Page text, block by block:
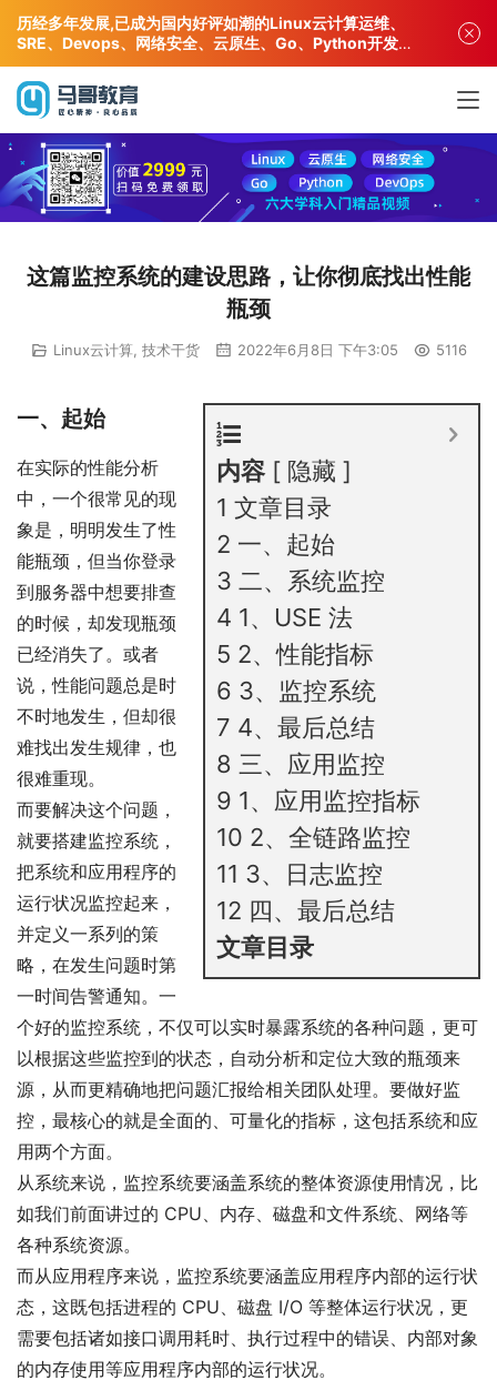
这篇监控系统的建设思路，让你彻底找出性能
瓶颈
Linux云计算, 技术干货 2022年6月8日 下午3:05 5116
内容
隐藏
1 文章目录
2 一、起始
3 二、系统监控
4 1、USE 法
5 2、性能指标
6 3、监控系统
7 4、最后总结
8 三、应用监控
9 1、应用监控指标
10 2、全链路监控
11 3、日志监控
12 四、最后总结
文章目录
一、起始
在实际的性能分析
中，一个很常见的现
象是，明明发生了性
能瓶颈，但当你登录
到服务器中想要排查
的时候，却发现瓶颈
已经消失了。或者
说，性能问题总是时
不时地发生，但却很
难找出发生规律，也
很难重现。
而要解决这个问题，
就要搭建监控系统，
把系统和应用程序的
运行状况监控起来，
并定义一系列的策
略，在发生问题时第
一时间告警通知。一
个好的监控系统，不仅可以实时暴露系统的各种问题，更可
以根据这些监控到的状态，自动分析和定位大致的瓶颈来
源，从而更精确地把问题汇报给相关团队处理。要做好监
控，最核心的就是全面的、可量化的指标，这包括系统和应
用两个方面。
从系统来说，监控系统要涵盖系统的整体资源使用情况，比
如我们前面讲过的 CPU、内存、磁盘和文件系统、网络等
各种系统资源。
而从应用程序来说，监控系统要涵盖应用程序内部的运行状
态，这既包括进程的 CPU、磁盘 I/O 等整体运行状况，更
需要包括诸如接口调用耗时、执行过程中的错误、内部对象
的内存使用等应用程序内部的运行状况。
历经多年发展,已成为国内好评如潮的Linux云计算运维、
SRE、Devops、网络安全、云原生、Go、Python开发专
业人才培训机构!